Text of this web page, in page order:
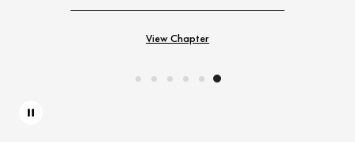
View Chapter
Pause